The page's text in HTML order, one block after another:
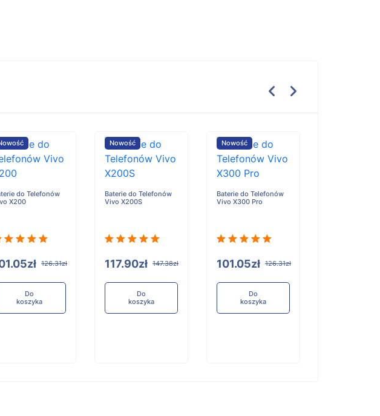
do Telefonów
X200
126.31zł
Do
koszyka
Nowość
Baterie do Telefonów
Vivo X200S
117.90zł 147.38zł
Do
koszyka
Nowość
Baterie do Telefonów
Vivo X300 Pro
101.05zł 126.31zł
Do
koszyka